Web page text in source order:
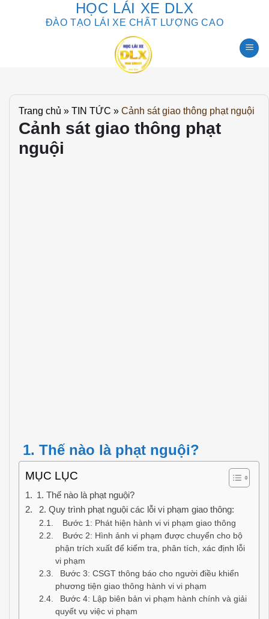
HỌC LÁI XE DLX
ĐÀO TẠO LÁI XE CHẤT LƯỢNG CAO
Trang chủ » TIN TỨC » Cảnh sát giao thông phạt nguội
Cảnh sát giao thông phạt
nguội
1. Thế nào là phạt nguội?
MỤC LỤC
1. Thế nào là phạt nguội?
2. Quy trình phạt nguội các lỗi vi phạm giao thông:
Bước 1: Phát hiện hành vi vi phạm giao thông
Bước 2: Hình ảnh vi phạm được chuyển cho bộ
phận trích xuất để kiểm tra, phân tích, xác định lỗi
vi phạm
Bước 3: CSGT thông báo cho người điều khiển
phương tiện giao thông hành vi vi phạm
Bước 4: Lập biên bản vi phạm hành chính và giải
quyết vụ việc vi phạm